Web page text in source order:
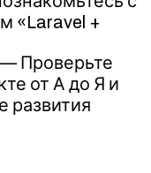
«Laravel +
— Проверьте
от А до Я и
развития